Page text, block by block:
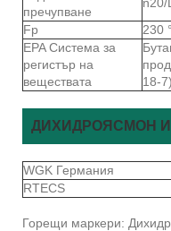
пречупване
Fp
230
EPA Система за
регистър на
веществата
18-7)
ДИХИДРОЯСМОН
WGK Германия
RTECS
Горещи маркери: